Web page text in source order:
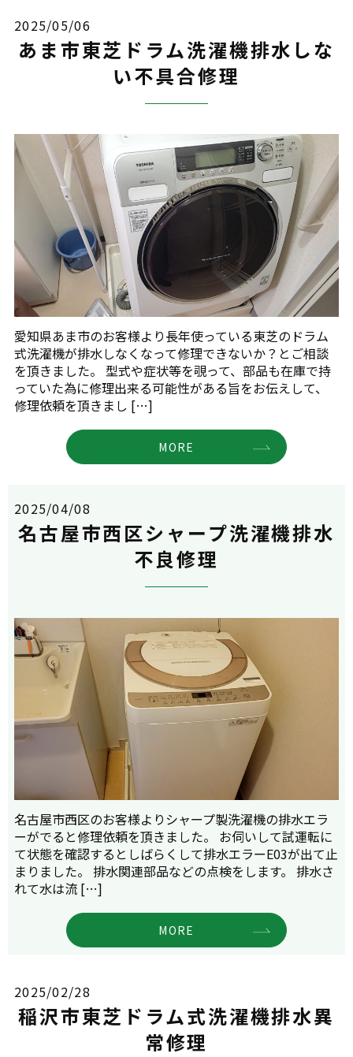
2025/05/06
あま市東芝ドラム洗濯機排水しな
い不具合修理
愛知県あま市のお客様より長年使っている東芝のドラム
式洗濯機が排水しなくなって修理できないか？とご相談
を頂きました。 型式や症状等を覗って、部品も在庫で持
っていた為に修理出来る可能性がある旨をお伝えして、
修理依頼を頂きまし […]
MORE
2025/04/08
名古屋市西区シャープ洗濯機排水
不良修理
名古屋市西区のお客様よりシャープ製洗濯機の排水エラ
ーがでると修理依頼を頂きました。 お伺いして試運転に
て状態を確認するとしばらくして排水エラーE03が出て止
まりました。 排水関連部品などの点検をします。 排水さ
れて水は流 […]
MORE
2025/02/28
稲沢市東芝ドラム式洗濯機排水異
常修理